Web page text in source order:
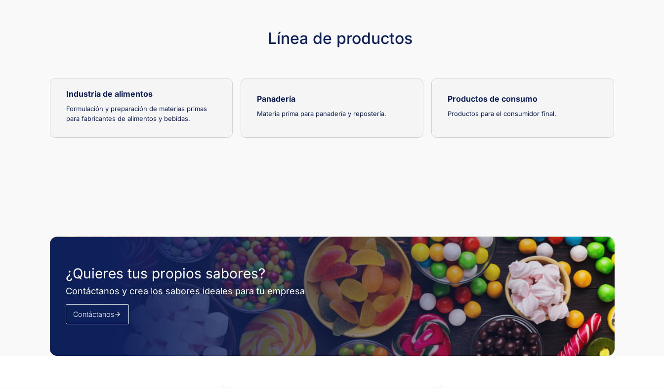
Línea de productos
Industria de alimentos
Formulación y preparación de materias primas
para fabricantes de alimentos y bebidas.
Panadería
Materia prima para panadería y repostería.
Productos de consumo
Productos para el consumidor final.
¿Quieres tus propios sabores?
Contáctanos y crea los sabores ideales para tu empresa
Contáctanos